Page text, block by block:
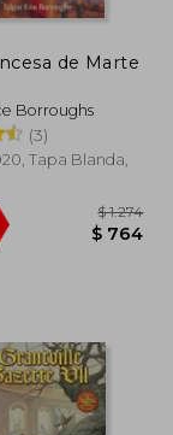
de Marte
Borroughs
(3)
Tapa Blanda,